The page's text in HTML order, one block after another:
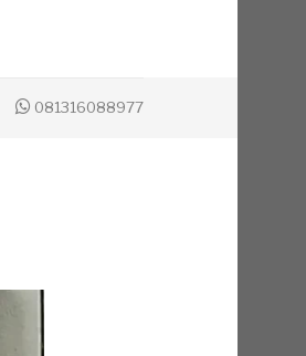
081316088977